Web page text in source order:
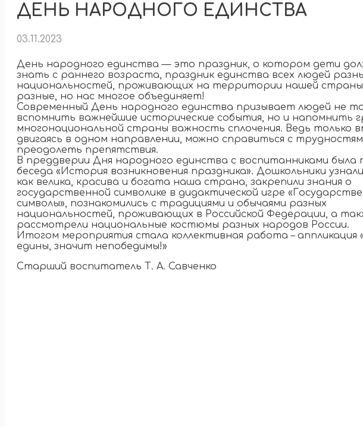
ДЕНЬ НАРОДНОГО ЕДИНСТВА
03.11.2023
День народного единства — это праздник, о котором дети
знать с раннего возраста, праздник единства всех людей
национальностей, проживающих на территории нашей
разные, но нас многое объединяет!
Современный День народного единства призывает людей не
вспомнить важнейшие исторические события, но и напомнить
многонациональной страны важность сплочения. Ведь только
двигаясь в одном направлении, можно справиться с
преодолеть препятствия.
В преддверии Дня народного единства с воспитанниками была
беседа «История возникновения праздника». Дошкольники
как велика, красива и богата наша страна, закрепили знания о
государственной символике в дидактической игре
символы», познакомились с традициями и обычаями разных
национальностей, проживающих в Российской Федерации, а
рассмотрели национальные костюмы разных народов России.
Итогом мероприятия стала коллективная работа – аппликация
едины, значит непобедимы!»
Старший воспитатель Т. А. Савченко